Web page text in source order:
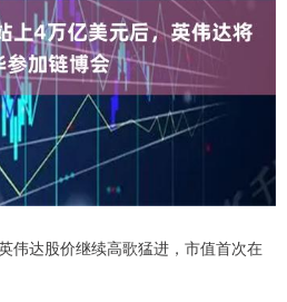
伟达股价继续高歌猛进，市值首次在